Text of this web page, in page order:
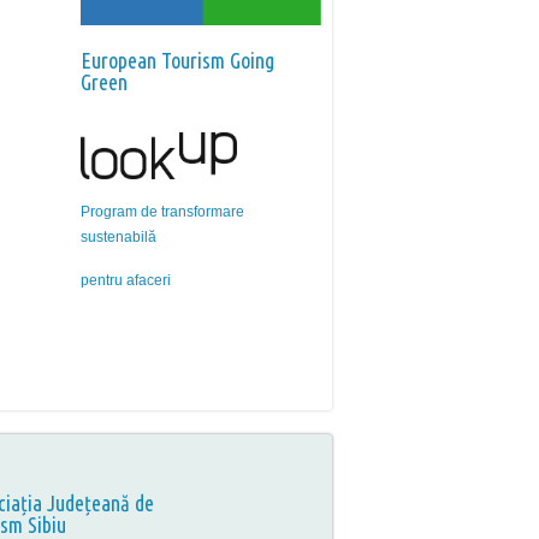
European Tourism Going
Green
Program de transformare
sustenabilă
pentru afaceri
Județeană de
Sibiu